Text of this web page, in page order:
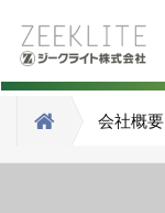
会社概要